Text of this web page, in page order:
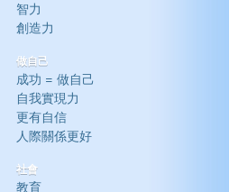
智力
創造力
做自己
成功 = 做自己
自我實現力
更有自信
人際關係更好
社會
教育